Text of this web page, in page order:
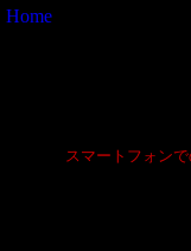
Home
スマートフォン